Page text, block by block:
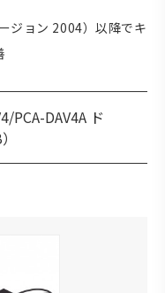
ジョン 2004）以降でキ
PCA-DAV4A ド